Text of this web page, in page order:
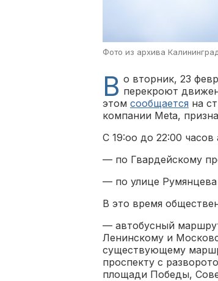
Фото из архива
В о вторник, 23
перекроют
этом сообщается на
компании Meta,
С 19:оо до 22:00 часов
— по Гвардейскому
— по улице Румянцева
В это время
— автобусный
Ленинскому и
существующему
проспекту с
площади Победы,